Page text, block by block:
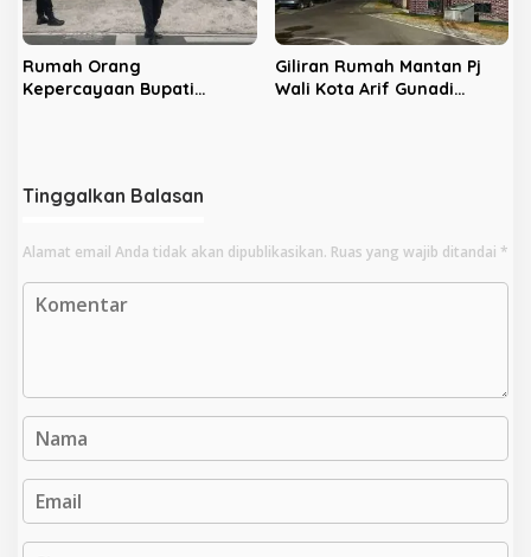
Rumah Orang
Kepercayaan Bupati
Giliran Rumah Mantan Pj
Wali Kota Arif Gunadi
Tinggalkan Balasan
Alamat email Anda tidak akan dipublikasikan. Ruas yang wajib ditandai *